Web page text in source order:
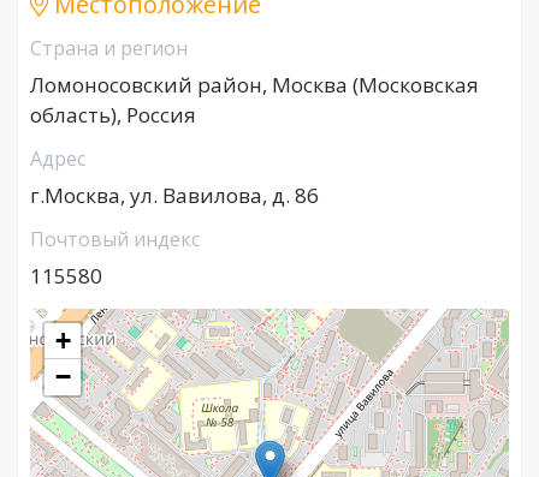
Страна и регион
Ломоносовский район, Москва (Московская
область), Россия
Адрес
г.Москва, ул. Вавилова, д. 86
Почтовый индекс
115580
+
−